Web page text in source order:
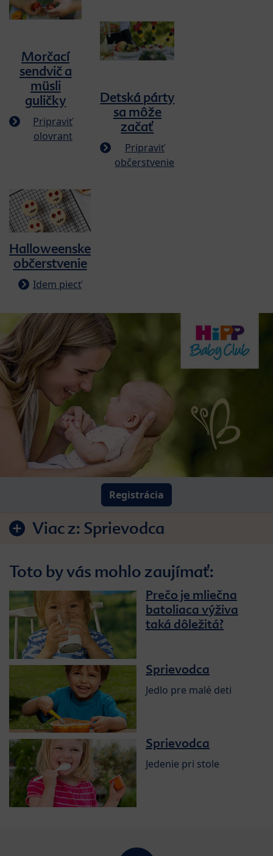
Morčací
sendvič a
müsli
guličky
Pripraviť
olovrant
Halloweenske
občerstvenie
Idem piecť
Detská párty
sa môže
začať
Pripraviť
občerstvenie
Registrácia
Viac z: Sprievodca
Toto by vás mohlo zaujímať:
Prečo je mliečna
batoliaca výživa
taká dôležitá?
Sprievodca
Jedlo pre malé deti
Sprievodca
Jedenie pri stole